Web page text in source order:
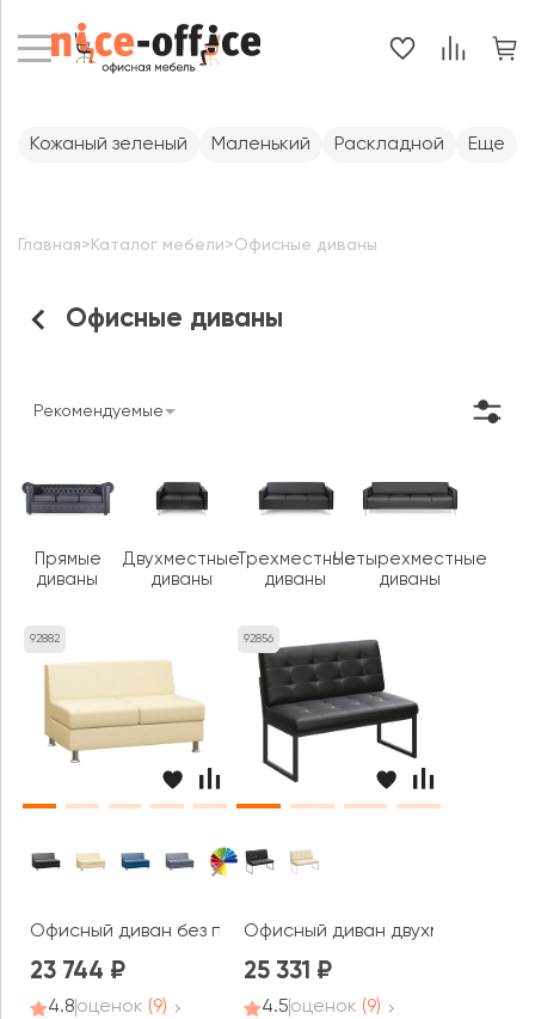
Офисные диваны
Главная> Каталог мебели>Офисные диваны
Кожаный зеленый Маленький Раскладной Еще
Рекомендуемые
92882
Офисный диван без подлокотников двухместный
23 744
4.8оценок (9)
92856
Офисный диван двухместный
25 331
4.5оценок (9)
Прямые
диваны
Двухместные
диваны
Трехместные
диваны
Четырехместные
диваны